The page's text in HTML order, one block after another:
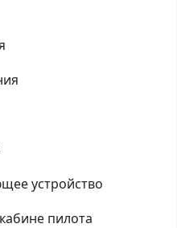
устройство
пилота